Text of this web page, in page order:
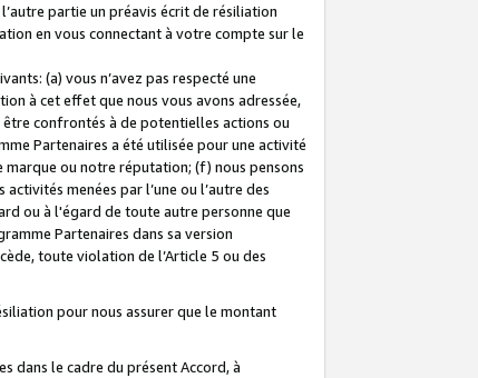
partie un préavis écrit de résiliation
en vous connectant à votre compte sur le
(a) vous n’avez pas respecté une
à cet effet que nous vous avons adressée,
confrontés à de potentielles actions ou
Partenaires a été utilisée pour une activité
ou notre réputation; (f) nous pensons
menées par l’une ou l’autre des
ou à l'égard de toute autre personne que
Partenaires dans sa version
toute violation de l’Article 5 ou des
pour nous assurer que le montant
dans le cadre du présent Accord, à